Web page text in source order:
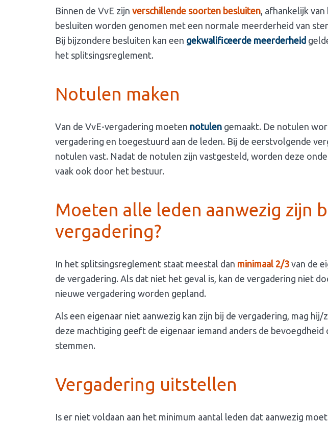
Binnen de VvE zijn verschillende soorten besluiten, afhankelijk
besluiten worden genomen met een normale meerderheid van
Bij bijzondere besluiten kan een gekwalificeerde meerderheid
het splitsingsreglement.
Notulen maken
Van de VvE-vergadering moeten notulen gemaakt. De notulen
vergadering en toegestuurd aan de leden. Bij de eerstvolgende
notulen vast. Nadat de notulen zijn vastgesteld, worden deze
vaak ook door het bestuur.
Moeten alle leden aanwezig zijn
vergadering?
In het splitsingsreglement staat meestal dan minimaal 2/3 van de
de vergadering. Als dat niet het geval is, kan de vergadering niet
nieuwe vergadering worden gepland.
Als een eigenaar niet aanwezig kan zijn bij de vergadering, mag hij/
deze machtiging geeft de eigenaar iemand anders de bevoegdheid
stemmen.
Vergadering uitstellen
Is er niet voldaan aan het minimum aantal leden dat aanwezig